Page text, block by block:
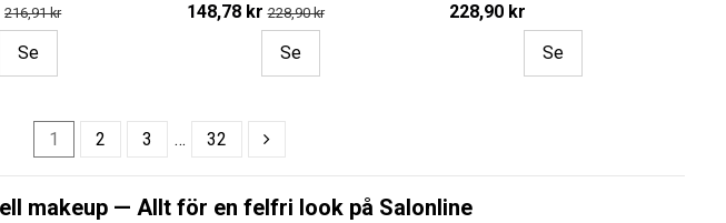
216,91 kr
Se
148,78 kr 228,90 kr
Se
228,90 kr
Se
1 2 3 … 32
makeup — Allt för en felfri look på Salonline